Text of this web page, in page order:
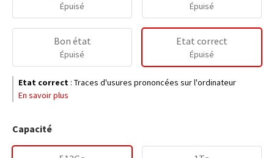
Épuisé Épuisé
Bon état
Épuisé
Etat correct
Épuisé
Etat correct : Traces d'usures prononcées sur l'ordinateur
En savoir plus
Capacité